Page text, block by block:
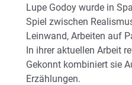
Lupe Godoy wurde in
Spiel zwischen
Leinwand, Arbeiten auf
In ihrer aktuellen Arbeit
Gekonnt kombiniert sie
Erzählungen.